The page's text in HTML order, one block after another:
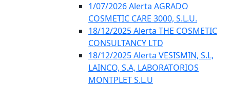
1/07/2026 Alerta AGRADO
COSMETIC CARE 3000, S.L.U.
18/12/2025 Alerta THE COSMETIC
CONSULTANCY LTD
18/12/2025 Alerta VESISMIN, S.L,
LAINCO, S.A, LABORATORIOS
MONTPLET S.L.U